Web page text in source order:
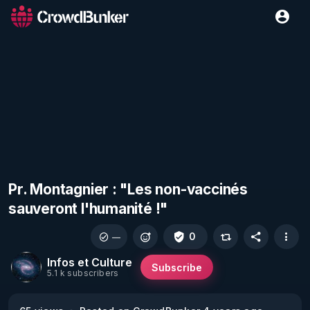
Pr. Montagnier : "Les non-vaccinés
sauveront l'humanité !"
Infos et Culture
5.1 k subscribers Subscribe
— 0